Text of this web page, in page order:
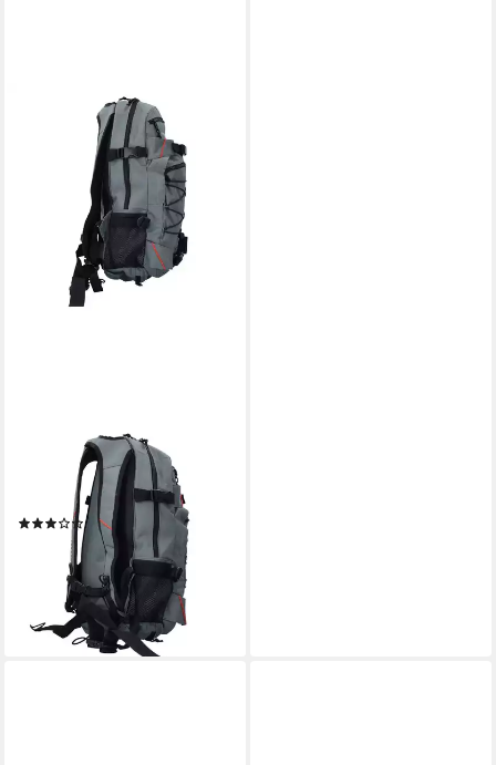
Wanderrucksack Backpack,
Polyester
(1)
33,09 € UVP59,99 €
lieferbar - in 2-3 Werktagen bei dir